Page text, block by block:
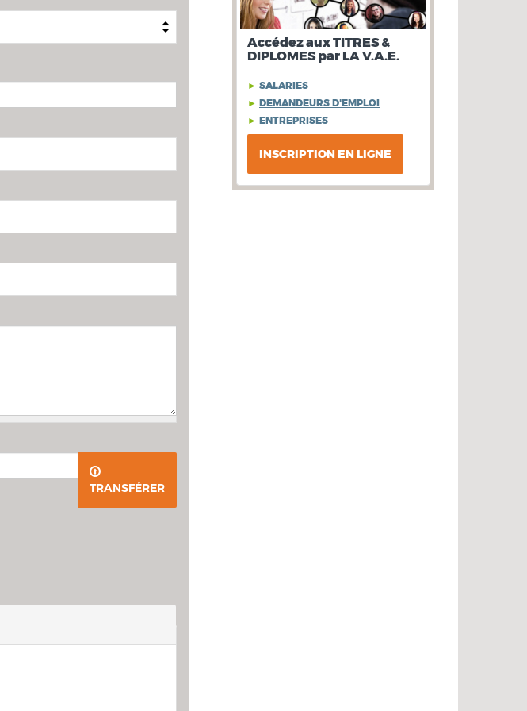
TRANSFÉRER
Accédez aux TITRES &
DIPLOMES par LA V.A.E.
► SALARIES
► DEMANDEURS D'EMPLOI
► ENTREPRISES
INSCRIPTION EN LIGNE